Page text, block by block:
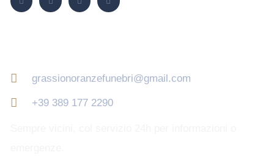
grassionoranzefunebri@gmail.com
+39 389 177 2290